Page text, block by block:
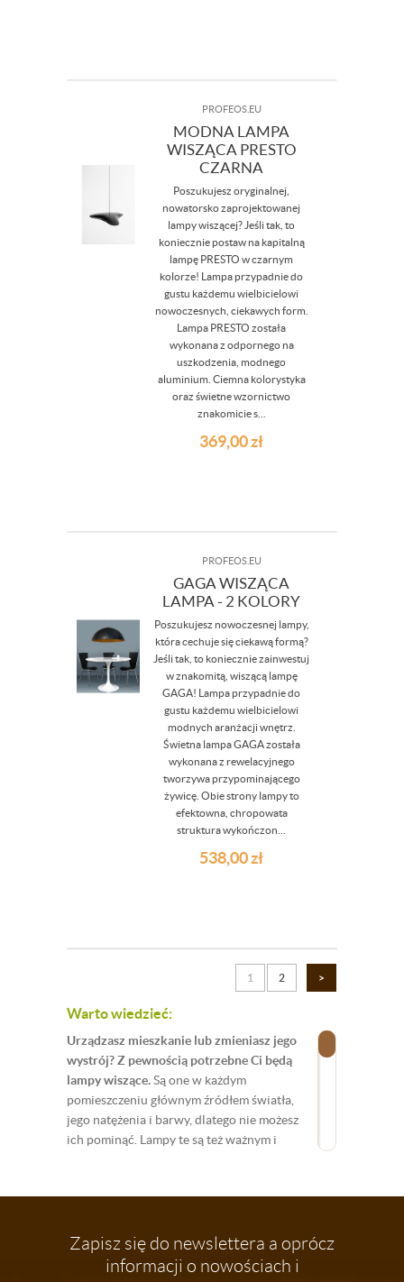
PROFEOS.EU
MODNA LAMPA
WISZĄCA PRESTO
CZARNA
Poszukujesz oryginalnej,
nowatorsko zaprojektowanej
lampy wiszącej? Jeśli tak, to
koniecznie postaw na kapitalną
lampę PRESTO w czarnym
kolorze! Lampa przypadnie do
gustu każdemu wielbicielowi
nowoczesnych, ciekawych form.
Lampa PRESTO została
wykonana z odpornego na
uszkodzenia, modnego
aluminium. Ciemna kolorystyka
oraz świetne wzornictwo
znakomicie s...
369,00zł
PROFEOS.EU
GAGA WISZĄCA
LAMPA - 2 KOLORY
Poszukujesz nowoczesnej lampy,
która cechuje się ciekawą formą?
Jeśli tak, to koniecznie zainwestuj
w znakomitą, wiszącą lampę
GAGA! Lampa przypadnie do
gustu każdemu wielbicielowi
modnych aranżacji wnętrz.
Świetna lampa GAGA została
wykonana z rewelacyjnego
tworzywa przypominającego
żywicę. Obie strony lampy to
efektowna, chropowata
struktura wykończon...
538,00zł
1 2 >
Warto wiedzieć:
Urządzasz mieszkanie lub zmieniasz jego
wystrój? Z pewnością potrzebne Ci będą
lampy wiszące.Są one w każdym
pomieszczeniu głównym źródłem światła,
jego natężenia i barwy, dlatego nie możesz
ich pominąć. Lampy te są też ważnym i
odpowiedni ich wybór. Jeśli szukając
sklepu, to jesteś we właściwym miejscu.
Sklep Dedekor.pl zaskoczy Cię bogatym
asortymentem wiszących lamp w
Zapisz się do newslettera a oprócz
informacji o nowościach i